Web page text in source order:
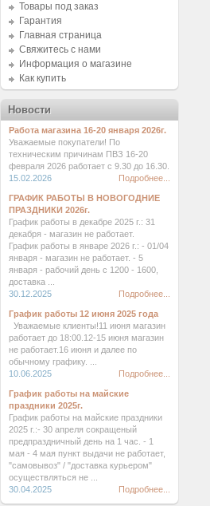
Товары под заказ
Гарантия
Главная страница
Свяжитесь с нами
Информация о магазине
Как купить
Новости
Работа магазина 16-20 января 2026г.
Уважаемые покупатели! По
техническим причинам ПВЗ 16-20
февраля 2026 работает с 9.30 до 16.30.
15.02.2026
Подробнее...
ГРАФИК РАБОТЫ В НОВОГОДНИЕ
ПРАЗДНИКИ 2026г.
График работы в декабре 2025 г.: 31
декабря - магазин не работает.
График работы в январе 2026 г.: - 01/04
января - магазин не работает. - 5
января - рабочий день с 1200 - 1600,
доставка ...
30.12.2025
Подробнее...
График работы 12 июня 2025 года
Уважаемые клиенты!11 июня магазин
работает до 18:00.12-15 июня магазин
не работает.16 июня и далее по
обычному графику. ...
10.06.2025
Подробнее...
График работы на майские
праздники 2025г.
График работы на майские праздники
2025 г.:- 30 апреля сокращеный
предпраздничный день на 1 час. - 1
мая - 4 мая пункт выдачи не работает,
"самовывоз" / "доставка курьером"
осуществляться не ...
30.04.2025
Подробнее...